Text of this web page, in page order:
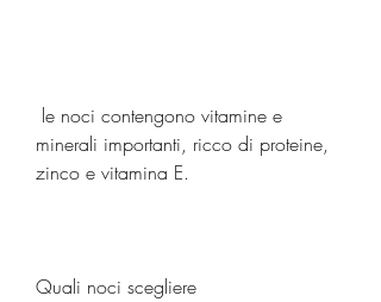
minerali importanti, ricco di proteine,
zinco e vitamina E.
Quali noci scegliere